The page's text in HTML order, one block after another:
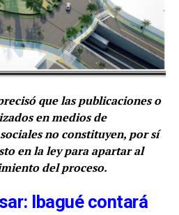
que las publicaciones o
en medios de
no constituyen, por sí
en la ley para apartar al
del proceso.
Ibagué contará